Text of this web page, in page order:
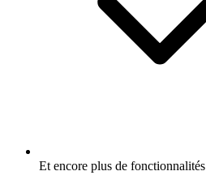
Et encore plus de fonctionnalités